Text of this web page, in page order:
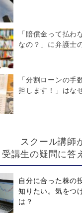
「賠償金って払わ
なの？」に弁護士
「分割ローンの手
担します！」はな
スクール講師
受講生の疑問に答
自分に合った株の
知りたい。気をつ
は？